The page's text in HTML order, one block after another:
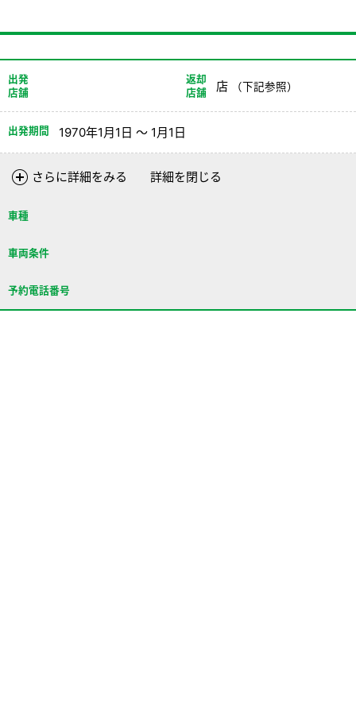
出発
店舗
返却
店舗
店 （下記参照）
出発期間 1970年1月1日 ～ 1月1日
さらに詳細をみる 詳細を閉じる
車種
車両条件
予約電話番号